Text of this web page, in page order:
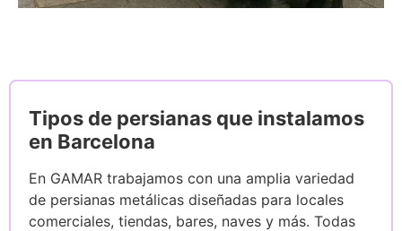
Tipos de persianas que instalamos
en Barcelona
En GAMAR trabajamos con una amplia variedad
de persianas metálicas diseñadas para locales
comerciales, tiendas, bares, naves y más. Todas